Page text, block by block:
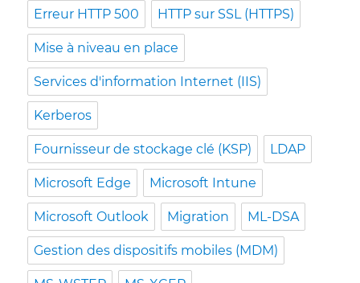
Erreur HTTP 500 HTTP sur SSL (HTTPS)
Mise à niveau en place
Services d'information Internet (IIS)
Kerberos
Fournisseur de stockage clé (KSP) LDAP
Microsoft Edge Microsoft Intune
Microsoft Outlook Migration ML-DSA
Gestion des dispositifs mobiles (MDM)